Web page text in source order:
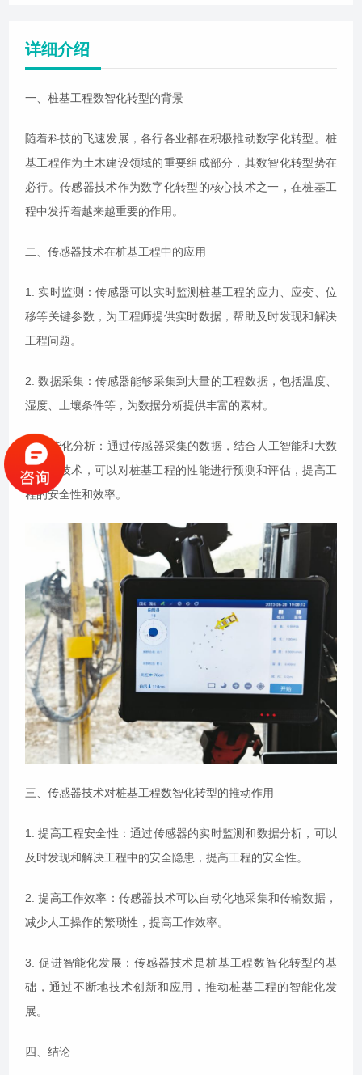
详细介绍
一、桩基工程数智化转型的背景
随着科技的飞速发展，各行各业都在积极推动数字化转型。桩
基工程作为土木建设领域的重要组成部分，其数智化转型势在
必行。传感器技术作为数字化转型的核心技术之一，在桩基工
程中发挥着越来越重要的作用。
二、传感器技术在桩基工程中的应用
1. 实时监测：传感器可以实时监测桩基工程的应力、应变、位
移等关键参数，为工程师提供实时数据，帮助及时发现和解决
工程问题。
2. 数据采集：传感器能够采集到大量的工程数据，包括温度、
湿度、土壤条件等，为数据分析提供丰富的素材。
3. 智能化分析：通过传感器采集的数据，结合人工智能和大数
据分析技术，可以对桩基工程的性能进行预测和评估，提高工
程的安全性和效率。
三、传感器技术对桩基工程数智化转型的推动作用
1. 提高工程安全性：通过传感器的实时监测和数据分析，可以
及时发现和解决工程中的安全隐患，提高工程的安全性。
2. 提高工作效率：传感器技术可以自动化地采集和传输数据，
减少人工操作的繁琐性，提高工作效率。
3. 促进智能化发展：传感器技术是桩基工程数智化转型的基
础，通过不断地技术创新和应用，推动桩基工程的智能化发
展。
四、结论